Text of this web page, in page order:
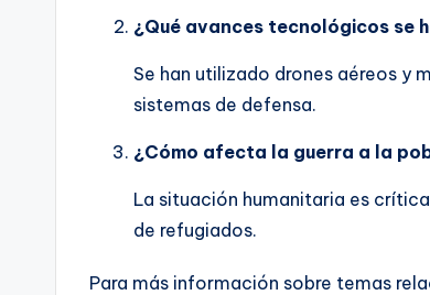
¿Qué avances tecnológicos se
Se han utilizado drones aéreos y
sistemas de defensa.
¿Cómo afecta la guerra a la
La situación humanitaria es
de refugiados.
Para más información sobre temas